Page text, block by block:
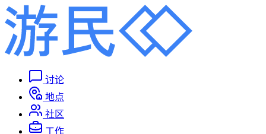
讨论
地点
社区
工作